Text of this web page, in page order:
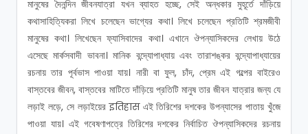
মানুষের দৈনন্দিন জীবনযাত্রা যখন ব্যাহত হচ্ছে, সেই অন্ধকার মুহূর্তে দাঁড়িয়ে
কথাসাহিত্যিকরা লিখে চলেছেন ভাগ্যের কথা। লিখে চলেছেন প্রতিটি শ্রমজীবী
মানুষের কথা।লিখেছেন ফ্যাসিবাদের কথা। এখানে ঔপন্যাসিকদের লেখায় উঠে
এসেছে মার্কসবাদী ভাবনা।মানিক বন্দ্যোপাধ্যায় এবং তারাশঙ্কর বন্দ্যোপাধ্যায়ের
রচনায় তার পূর্বভাস পাওয়া যায়। নারী বা ফুল, চাঁদ, প্রেম এই গল্পের বাইরেও
বাস্তবের জীবন, বাস্তবের মাটিতে দাঁড়িয়ে প্রতিটি মানুষ তার জীবন যাত্রার জন্য যে
লড়াই লড়ে, সে লড়াইয়ের इतिहास এই তিরিশের দশকের উপন্যাসের পাতায় খুঁজে
পাওয়া যায়। এই গবেষণাপত্রে তিরিশের দশকের নির্বাচিত ঔপন্যাসিকদের রচনায়